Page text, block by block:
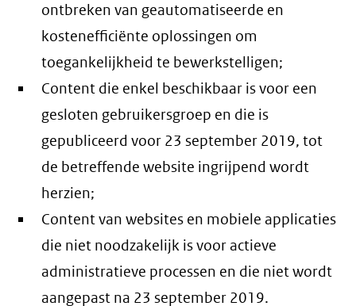
ontbreken van geautomatiseerde en
kostenefficiënte oplossingen om
toegankelijkheid te bewerkstelligen;
Content die enkel beschikbaar is voor een
gesloten gebruikersgroep en die is
gepubliceerd voor 23 september 2019, tot
de betreffende website ingrijpend wordt
herzien;
Content van websites en mobiele applicaties
die niet noodzakelijk is voor actieve
administratieve processen en die niet wordt
aangepast na 23 september 2019.